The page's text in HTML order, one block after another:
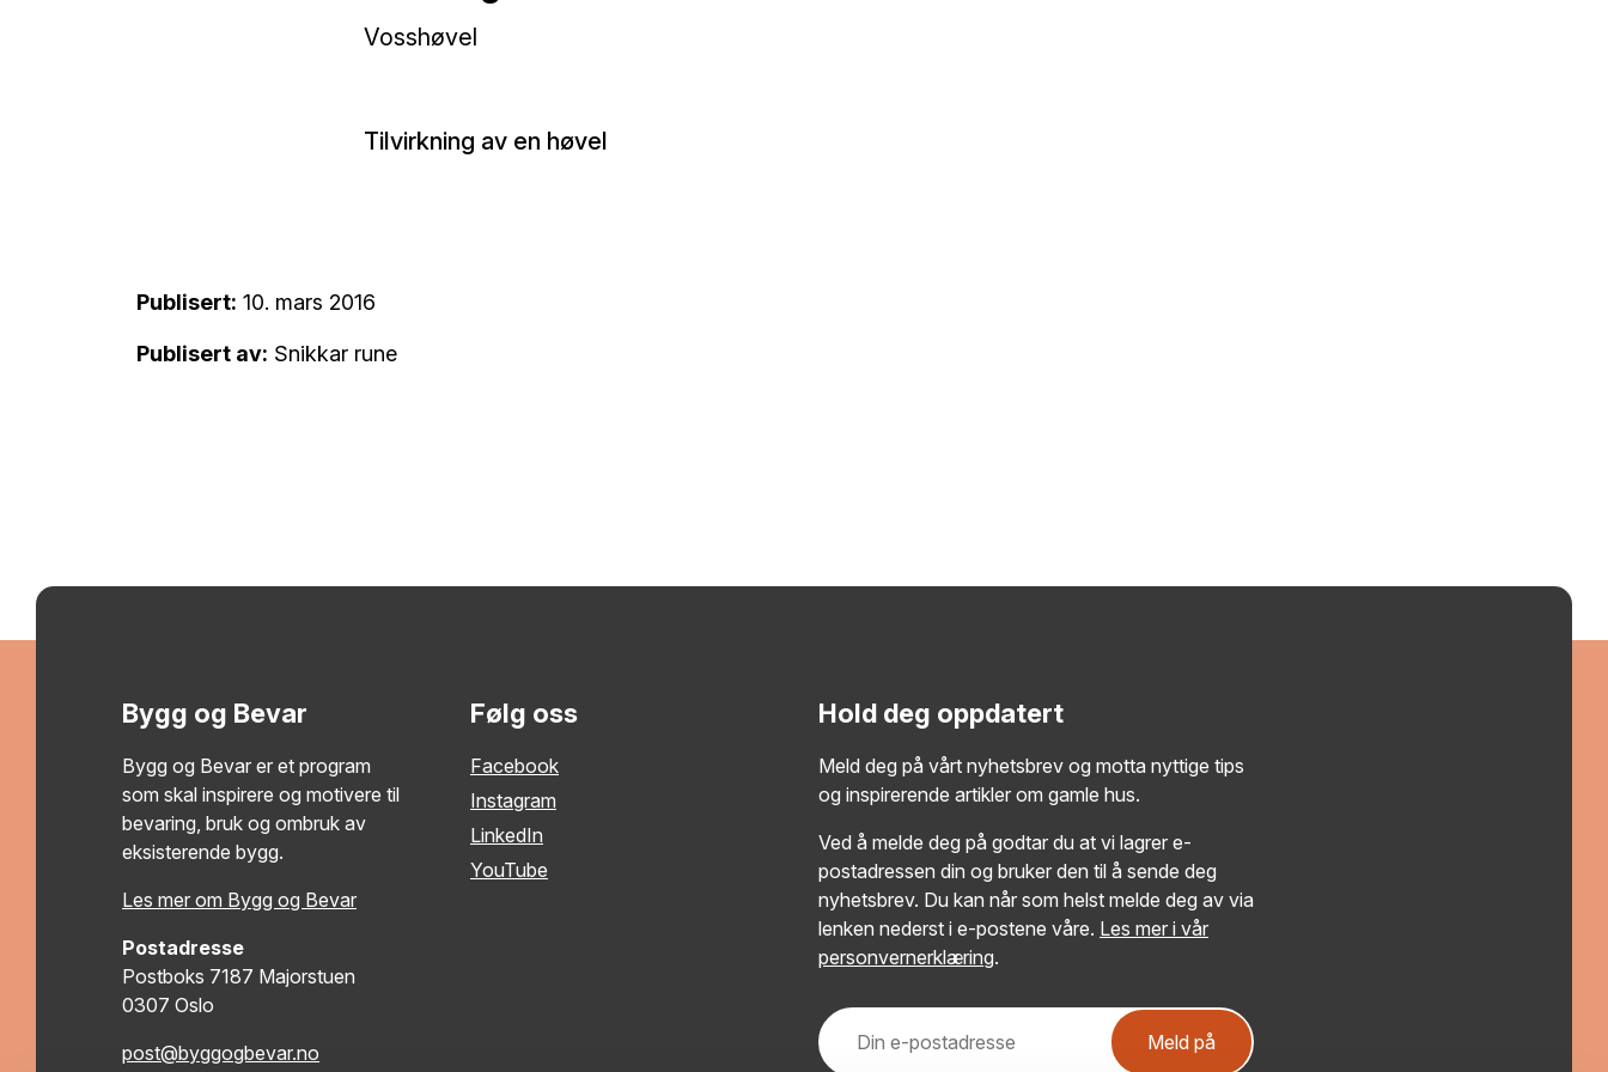
Vosshøvel
Tilvirkning av en høvel
Publisert: 10. mars 2016
Publisert av: Snikkar rune
Bygg og Bevar
Bygg og Bevar er et program
som skal inspirere og motivere til
bevaring, bruk og ombruk av
eksisterende bygg.
Les mer om Bygg og Bevar
Postadresse
Postboks 7187 Majorstuen
0307 Oslo
post@byggogbevar.no
Følg oss
Facebook
Instagram
LinkedIn
YouTube
Hold deg oppdatert
Meld deg på vårt nyhetsbrev og motta nyttige tips
og inspirerende artikler om gamle hus.
Ved å melde deg på godtar du at vi lagrer e-
postadressen din og bruker den til å sende deg
nyhetsbrev. Du kan når som helst melde deg av via
lenken nederst i e-postene våre. Les mer i vår
personvernerklæring.
Meld på